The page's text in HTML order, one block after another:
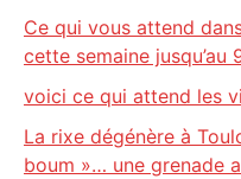
Ce qui vous attend
cette semaine jusqu’au
voici ce qui attend les
La rixe dégénère à
boum »… une grenade